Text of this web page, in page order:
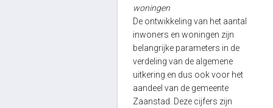
woningen
De ontwikkeling van het aantal
inwoners en woningen zijn
belangrijke parameters in de
verdeling van de algemene
uitkering en dus ook voor het
aandeel van de gemeente
Zaanstad. Deze cijfers zijn